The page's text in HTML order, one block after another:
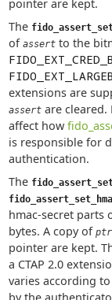
pointer are kept.
The
of assertto the
extensions are
assertare cleared.
affect how
is responsible for
authentication.
The
hmac-secret parts
bytes. A copy of ptr
pointer are kept.
a CTAP 2.0
varies according